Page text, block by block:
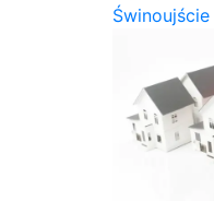
Świnoujście